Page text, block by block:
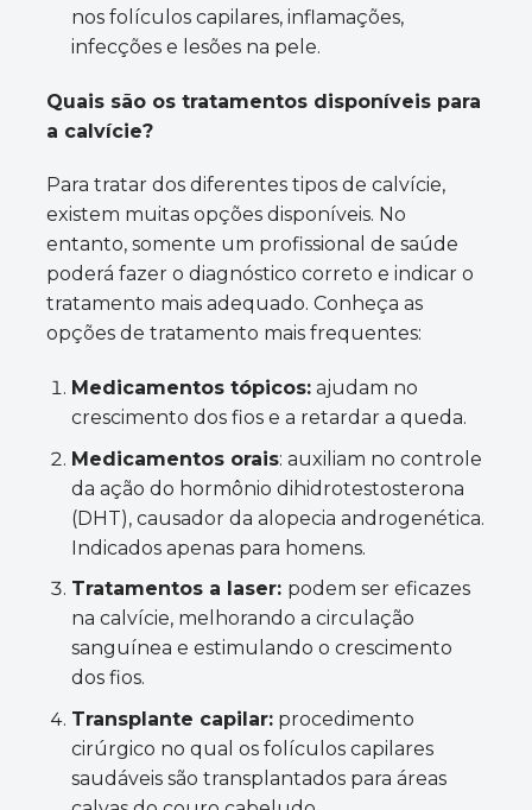
nos folículos capilares, inflamações,
infecções e lesões na pele.
Quais são os tratamentos disponíveis para
a calvície?
Para tratar dos diferentes tipos de calvície,
existem muitas opções disponíveis. No
entanto, somente um profissional de saúde
poderá fazer o diagnóstico correto e indicar o
tratamento mais adequado. Conheça as
opções de tratamento mais frequentes:
Medicamentos tópicos:ajudam no
crescimento dos fios e a retardar a queda.
Medicamentos orais: auxiliam no controle
da ação do hormônio dihidrotestosterona
(DHT), causador da alopecia androgenética.
Indicados apenas para homens.
Tratamentos a laser: podem ser eficazes
na calvície, melhorando a circulação
sanguínea e estimulando o crescimento
dos fios.
Transplante capilar:procedimento
cirúrgico no qual os folículos capilares
saudáveis são transplantados para áreas